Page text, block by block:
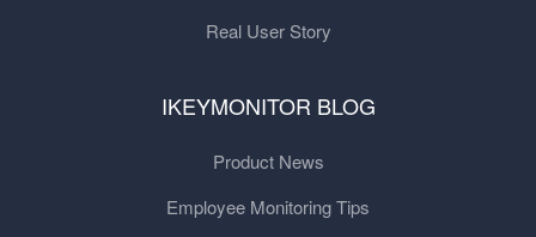
Real User Story
IKEYMONITOR BLOG
Product News
Employee Monitoring Tips